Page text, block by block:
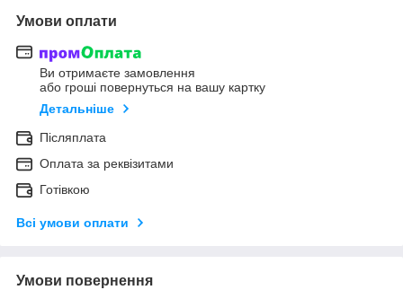
Умови оплати
Ви отримаєте замовлення
або гроші повернуться на вашу картку
Детальніше
Післяплата
Оплата за реквізитами
Готівкою
Всі умови оплати
Умови повернення